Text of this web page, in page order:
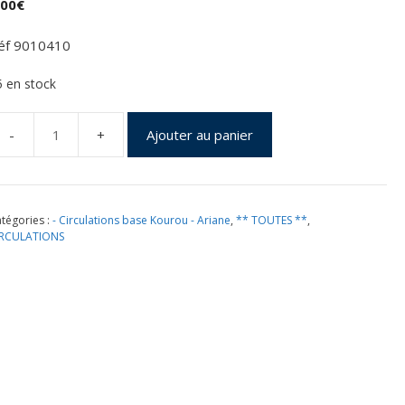
€
9010410
en stock
Ajouter au panier
:- Circulations base Kourou - Ariane,** TOUTES **,